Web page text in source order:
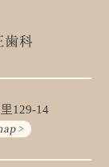
129-14